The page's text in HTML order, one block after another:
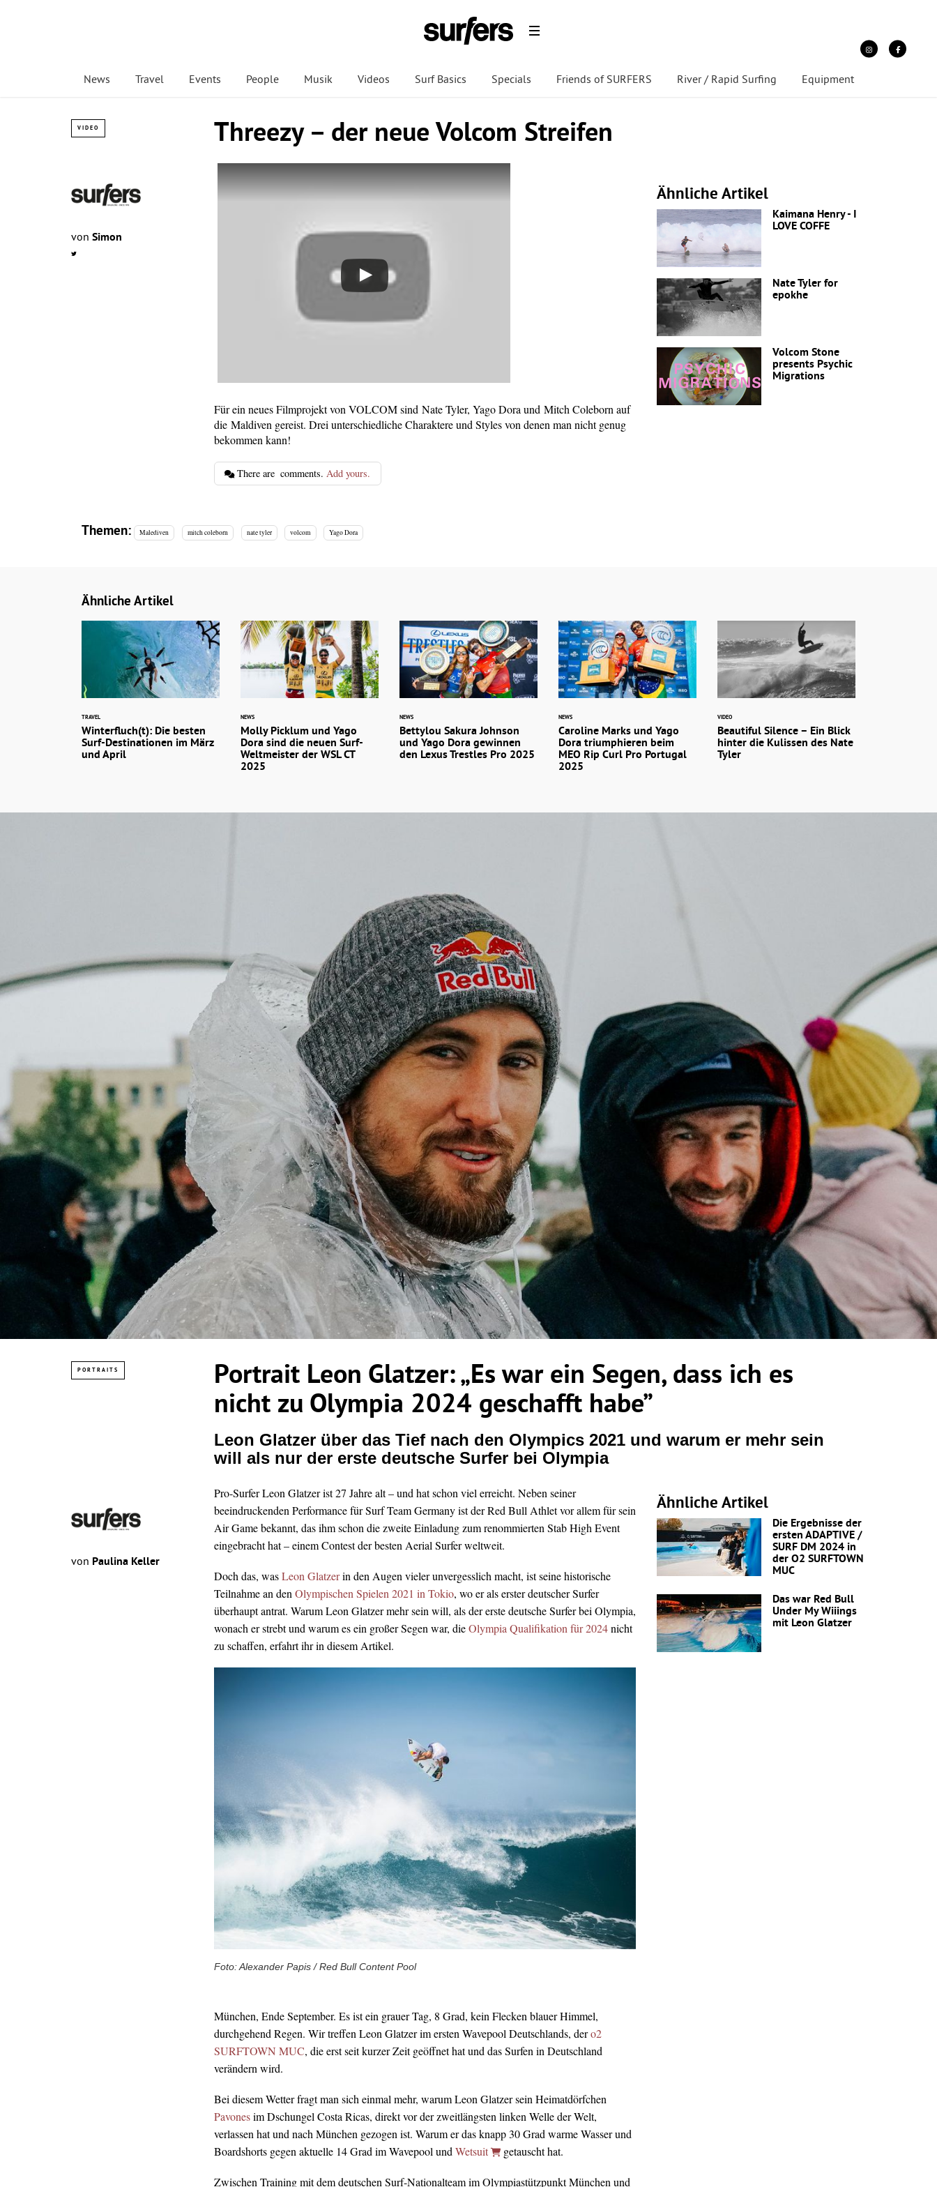
News Travel Events People Musik Videos Surf Basics Specials Friends of SURFERS River / Rapid Surfing Equipment
VIDEO Threezy – der neue Volcom Streifen
von Simon
Für ein neues Filmprojekt von VOLCOM sind Nate Tyler, Yago Dora und Mitch Coleborn auf
die Maldiven gereist. Drei unterschiedliche Charaktere und Styles von denen man nicht genug
bekommen kann!
Ähnliche Artikel
Kaimana Henry - I
LOVE COFFE
Nate Tyler for
epokhe
Volcom Stone
presents Psychic
Migrations
There are comments.Add yours.
Themen: Malediven mitch coleborn nate tyler volcom Yago Dora
Ähnliche Artikel
TRAVEL
Winterfluch(t): Die besten
Surf-Destinationen im März
und April
NEWS
Molly Picklum und Yago
Dora sind die neuen Surf-
Weltmeister der WSL CT
2025
NEWS
Bettylou Sakura Johnson
und Yago Dora gewinnen
den Lexus Trestles Pro 2025
NEWS
Caroline Marks und Yago
Dora triumphieren beim
MEO Rip Curl Pro Portugal
2025
VIDEO
Beautiful Silence – Ein Blick
hinter die Kulissen des Nate
Tyler
PORTRAITS
Portrait Leon Glatzer: „Es war ein Segen, dass ich es
nicht zu Olympia 2024 geschafft habe”
Leon Glatzer über das Tief nach den Olympics 2021 und warum er mehr sein
will als nur der erste deutsche Surfer bei Olympia
von Paulina Keller
Pro-Surfer Leon Glatzer ist 27 Jahre alt – und hat schon viel erreicht. Neben seiner
beeindruckenden Performance für Surf Team Germany ist der Red Bull Athlet vor allem für sein
Air Game bekannt, das ihm schon die zweite Einladung zum renommierten Stab High Event
eingebracht hat – einem Contest der besten Aerial Surfer weltweit.
Doch das, wasLeon Glatzerin den Augen vieler unvergesslich macht, ist seine historische
Teilnahme an denOlympischen Spielen 2021 in Tokio, wo er als erster deutscher Surfer
überhaupt antrat. Warum Leon Glatzer mehr sein will, als der erste deutsche Surfer bei Olympia,
wonach er strebt und warum es ein großer Segen war, dieOlympia Qualifikation für 2024nicht
zu schaffen, erfahrt ihr in diesem Artikel.
Foto: Alexander Papis / Red Bull Content Pool
Ähnliche Artikel
Die Ergebnisse der
ersten ADAPTIVE /
SURF DM 2024 in
der O2 SURFTOWN
MUC
Das war Red Bull
Under My Wiiings
mit Leon Glatzer
München, Ende September. Es ist ein grauer Tag, 8 Grad, kein Flecken blauer Himmel,
durchgehend Regen. Wir treffen Leon Glatzer im ersten Wavepool Deutschlands, dero2
SURFTOWN MUC, die erst seit kurzer Zeit geöffnet hat und das Surfen in Deutschland
verändern wird.
Bei diesem Wetter fragt man sich einmal mehr, warum Leon Glatzer sein Heimatdörfchen
Pavonesim Dschungel Costa Ricas, direkt vor der zweitlängsten linken Welle der Welt,
verlassen hat und nach München gezogen ist. Warum er das knapp 30 Grad warme Wasser und
Boardshorts gegen aktuelle 14 Grad im Wavepool und Wetsuit getauscht hat.
Zwischen Training mit dem deutschen Surf-Nationalteam im Olympiastützpunkt München und